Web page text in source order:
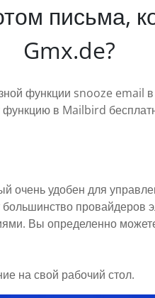
письма,
Gmx.de?
функции snooze
в Mailbird
очень удобен для
провайдеров
Вы определенно
на свой рабочий стол.